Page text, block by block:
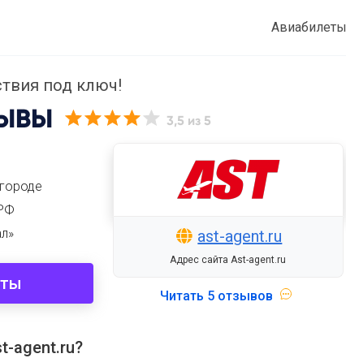
Авиабилеты
под ключ!
3,5 из 5
ast-agent.ru
Адрес сайта Ast-agent.ru
Читать 5 отзывов
agent.ru?